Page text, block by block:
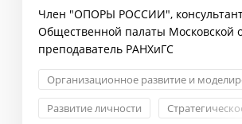
Член "ОПОРЫ РОССИИ",
Общественной палаты Московской
преподаватель РАНХиГС
Организационное развитие и
Развитие личности